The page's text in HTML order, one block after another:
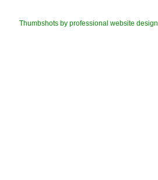
Thumbshots by professional website design